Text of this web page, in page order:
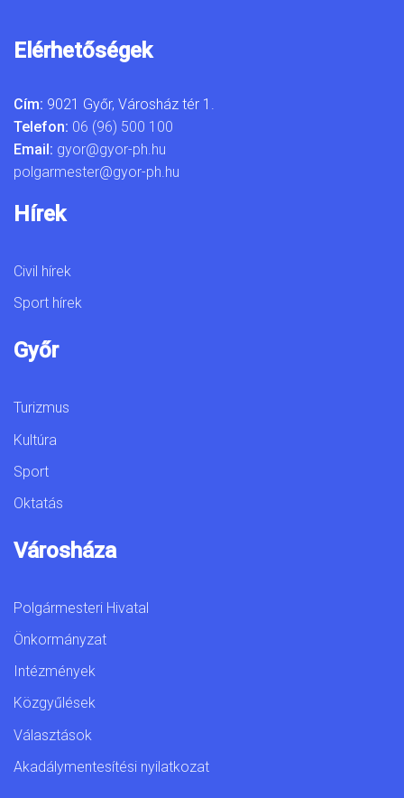
Elérhetőségek
Cím: 9021 Győr, Városház tér 1.
Telefon: 06 (96) 500 100
Email: gyor@gyor-ph.hu
polgarmester@gyor-ph.hu
Hírek
Civil hírek
Sport hírek
Győr
Turizmus
Kultúra
Sport
Oktatás
Városháza
Polgármesteri Hivatal
Önkormányzat
Intézmények
Közgyűlések
Választások
Akadálymentesítési nyilatkozat